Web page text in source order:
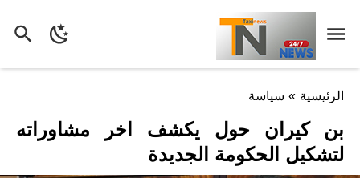
الرئيسية » سياسة
بن كيران حول يكشف اخر مشاوراته
لتشكيل الحكومة الجديدة